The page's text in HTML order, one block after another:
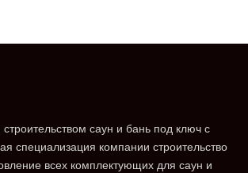
саун и бань под ключ с
специализация компании строительство
всех комплектующих для саун и